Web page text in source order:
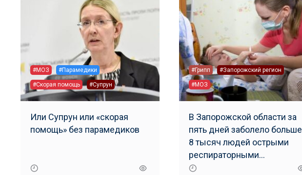
#МОЗ #Парамедики
#Скорая помощь #Супрун
Или Супрун или «скорая
помощь» без парамедиков
#Грипп #Запорожский регион
#МОЗ
В Запорожской области за
пять дней заболело больше
8 тысяч людей острыми
респираторными
инфекциями